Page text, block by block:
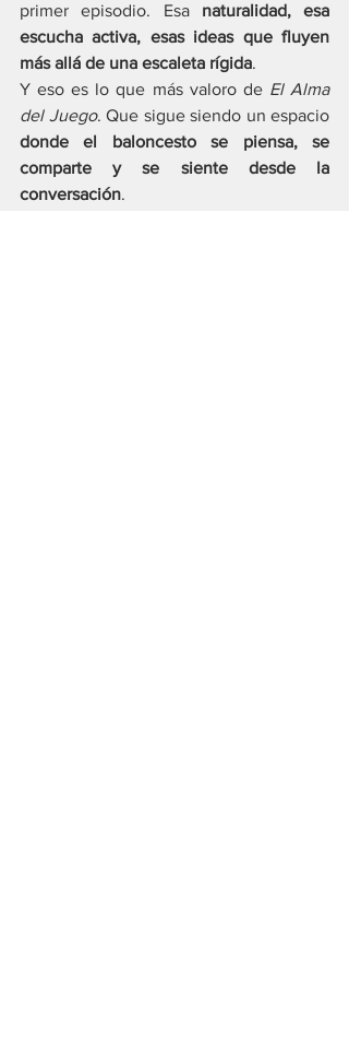
primer episodio. Esa naturalidad, esa
escucha activa, esas ideas que fluyen
más allá de una escaleta rígida.
Y eso es lo que más valoro de El Alma
del Juego
donde el baloncesto se piensa, se
comparte y se siente desde la
conversación.